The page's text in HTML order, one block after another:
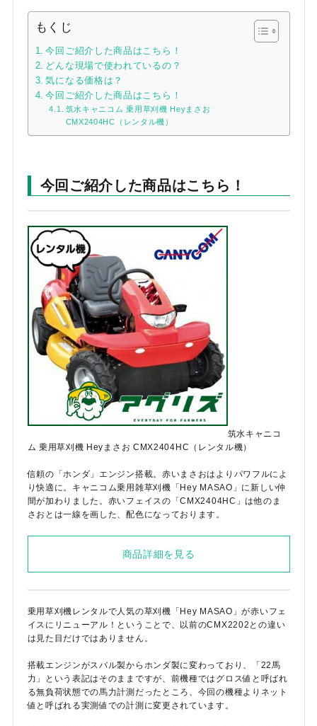
FAXでのご注文
0739-72-4532
もくじ
今回ご紹介した商品はこちら！
どんな現場で使われているの？
気になる価格は？
今回ご紹介した商品はこちら！
筑水キャニコム 乗用草刈機 Heyまさお
CMX2404HC（レンタル機）
今回ご紹介した商品はこちら！
筑水キャニコ
ム 乗用草刈機 Heyまさお CMX2404HC（レンタル機）
信頼の「ホンダ」エンジン搭載。赤いまさおはよりパワフルによ
り快適に。キャニコム乗用雑草刈機「Hey MASAO」に新しい仲
間が加わりました。赤いフェイスの「CMX2404HC」は他のま
さおとは一線を画した、配色になっております。
商品詳細を見る
乗用草刈機レンタルで人気の草刈機「Hey MASAO」が赤いフェ
イスにリニューアル！ということで、以前のCMX2202との違い
は見た目だけではありません。
搭載エンジンがスバル製からホンダ製に変わっており、「22馬
力」という表記はそのままですが、前機種ではグロス値と呼ばれ
る無負荷状態での馬力計測だったところ、今回の機種よりネット
値と呼ばれる実測値での計測に変更されています。